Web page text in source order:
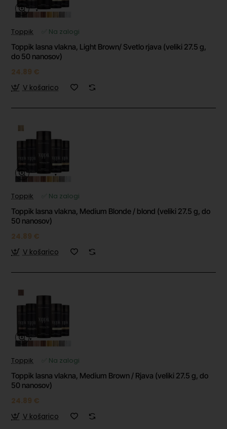
Toppik
✅ Na zalogi
Toppik lasna vlakna, Light Brown/ Svetlo rjava (veliki 27.5 g,
do 50 nanosov)
24.89 €
V košarico
Toppik
✅ Na zalogi
Toppik lasna vlakna, Medium Blonde / blond (veliki 27.5 g, do
50 nanosov)
24.89 €
V košarico
Toppik
✅ Na zalogi
Toppik lasna vlakna, Medium Brown / Rjava (veliki 27.5 g, do
50 nanosov)
24.89 €
V košarico